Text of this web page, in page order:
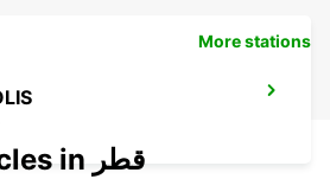
More stations
Our Blog articles in قطر